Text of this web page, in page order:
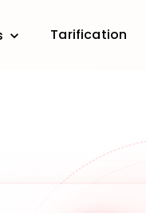
Tarification